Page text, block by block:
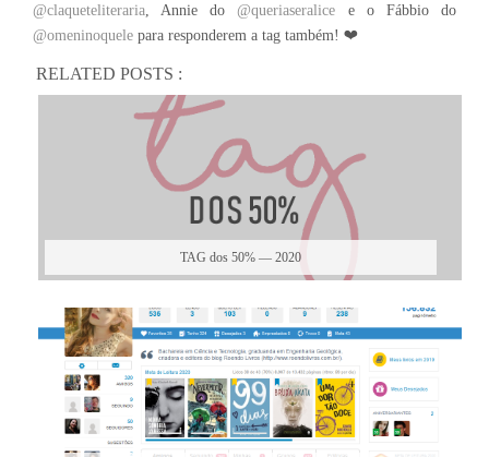
@claqueteliteraria, Annie do@queriaseralice e o Fábbio do
@omeninoquele para responderem a tag também! ❤
RELATED POSTS :
TAG dos 50% — 2020